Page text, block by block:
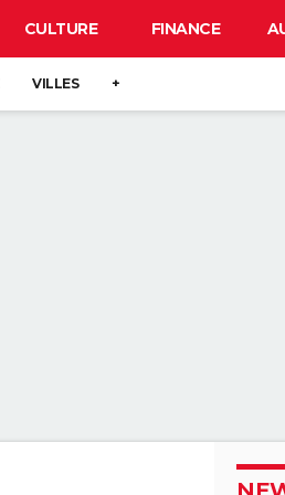
CULTURE FINANCE
VILLES +